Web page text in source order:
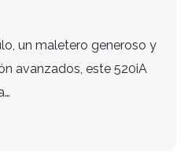
un maletero generoso y
avanzados, este 520iA